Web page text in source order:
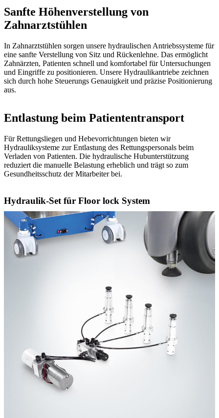
Sanfte Höhenverstellung von
Zahnarztstühlen
In Zahnarztstühlen sorgen unsere hydraulischen Antriebssysteme für
eine sanfte Verstellung von Sitz und Rückenlehne. Das ermöglicht
Zahnärzten, Patienten schnell und komfortabel für Untersuchungen
und Eingriffe zu positionieren. Unsere Hydraulikantriebe zeichnen
sich durch hohe Steuerungs Genauigkeit und präzise Positionierung
aus.
Entlastung beim Patiententransport
Für Rettungsliegen und Hebevorrichtungen bieten wir
Hydrauliksysteme zur Entlastung des Rettungspersonals beim
Verladen von Patienten. Die hydraulische Hubunterstützung
reduziert die manuelle Belastung erheblich und trägt so zum
Gesundheitsschutz der Mitarbeiter bei.
Hydraulik-Set für Floor lock System